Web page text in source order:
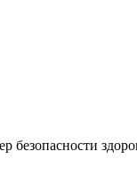
безопасности